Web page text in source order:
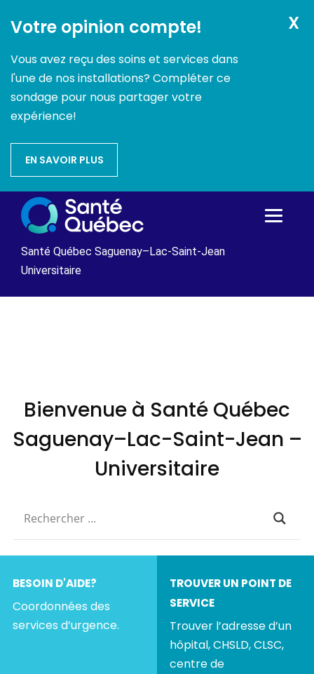
X
Votre opinion compte!
Vous avez reçu des soins et services dans
l'une de nos installations? Compléter ce
sondage pour nous partager votre
expérience!
EN SAVOIR PLUS
Passer
au
contenu
Santé Québec Saguenay–Lac-Saint-Jean
Universitaire
Bienvenue à Santé Québec
Saguenay–Lac-Saint-Jean –
Universitaire
BESOIN D'AIDE?
Coordonnées des
services d’urgence.
TROUVER UN POINT DE
SERVICE
Trouver l’adresse d’un
hôpital, CHSLD, CLSC,
centre de